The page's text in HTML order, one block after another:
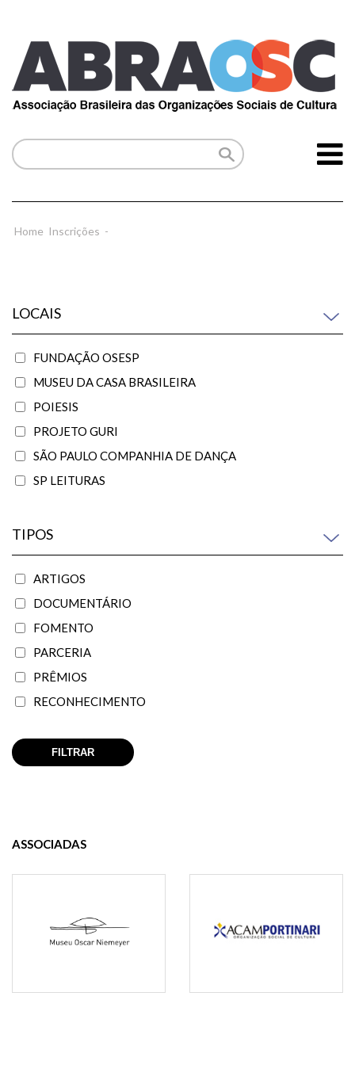
Home Inscrições -
LOCAIS
FUNDAÇÃO OSESP
MUSEU DA CASA BRASILEIRA
POIESIS
PROJETO GURI
SÃO PAULO COMPANHIA DE DANÇA
SP LEITURAS
TIPOS
ARTIGOS
DOCUMENTÁRIO
FOMENTO
PARCERIA
PRÊMIOS
RECONHECIMENTO
ASSOCIADAS